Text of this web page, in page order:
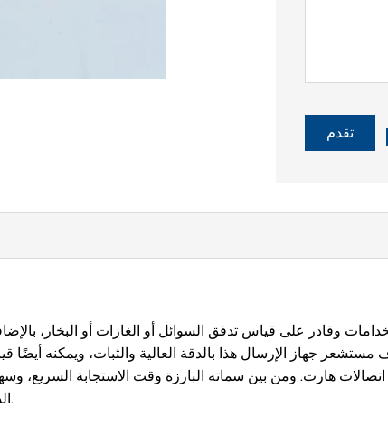
تقدم
هارت. ومن بين سماته البارزة وقت الاستجابة السريع،
الذاتي، ومخرج الحالة الاختياري لإنذارات الضغط المرتفع/المنخفض.